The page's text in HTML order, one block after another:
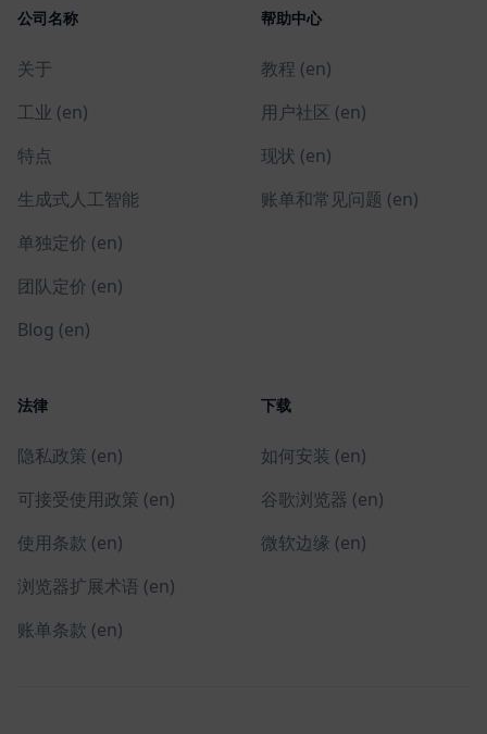
公司名称
关于
工业 (en)
特点
生成式人工智能
单独定价 (en)
团队定价 (en)
Blog (en)
帮助中心
教程 (en)
用户社区 (en)
现状 (en)
账单和常见问题 (en)
法律
隐私政策 (en)
可接受使用政策 (en)
使用条款 (en)
浏览器扩展术语 (en)
账单条款 (en)
下载
如何安装 (en)
谷歌浏览器 (en)
微软边缘 (en)